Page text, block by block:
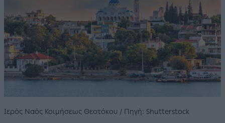
Ιερός Ναός Κοιμήσεως Θεοτόκου / Πηγή: Shutterstock